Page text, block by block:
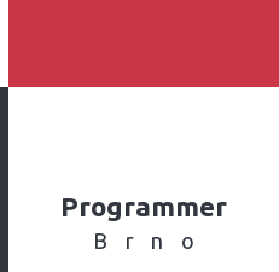
Programmer
Brno